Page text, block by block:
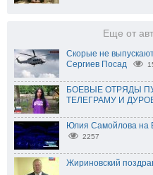
Еще от
Скорые не
Сергиев Посад
БОЕВЫЕ ОТРЯДЫ
ТЕЛЕГРАМУ И
Юлия Самойлова на
2257
Жириновский